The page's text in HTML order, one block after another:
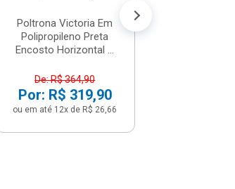
Poltrona Victoria Em
Polipropileno Preta
Encosto Horizontal ...
De: R$ 364,90
Por: R$ 319,90
ou em até 12x de R$ 26,66